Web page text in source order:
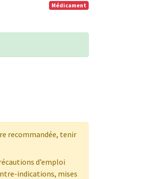
Médicament
recommandée, tenir
d’emploi
indications, mises